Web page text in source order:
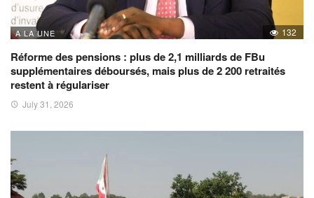
A LA UNE 132
Réforme des pensions : plus de 2,1 milliards de FBu
supplémentaires déboursés, mais plus de 2 200 retraités
restent à régulariser
July 31, 2026